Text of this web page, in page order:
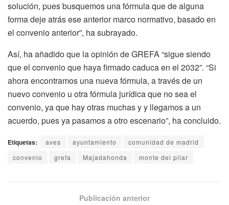
solución, pues busquemos una fórmula que de alguna
forma deje atrás ese anterior marco normativo, basado en
el convenio anterior”, ha subrayado.
Así, ha añadido que la opinión de GREFA “sigue siendo
que el convenio que haya firmado caduca en el 2032”. “Si
ahora encontramos una nueva fórmula, a través de un
nuevo convenio u otra fórmula jurídica que no sea el
convenio, ya que hay otras muchas y y llegamos a un
acuerdo, pues ya pasamos a otro escenario”, ha concluido.
Etiquetas: aves ayuntamiento
comunidad de madrid
convenio
grefa Majadahonda monte del pilar
Publicación anterior